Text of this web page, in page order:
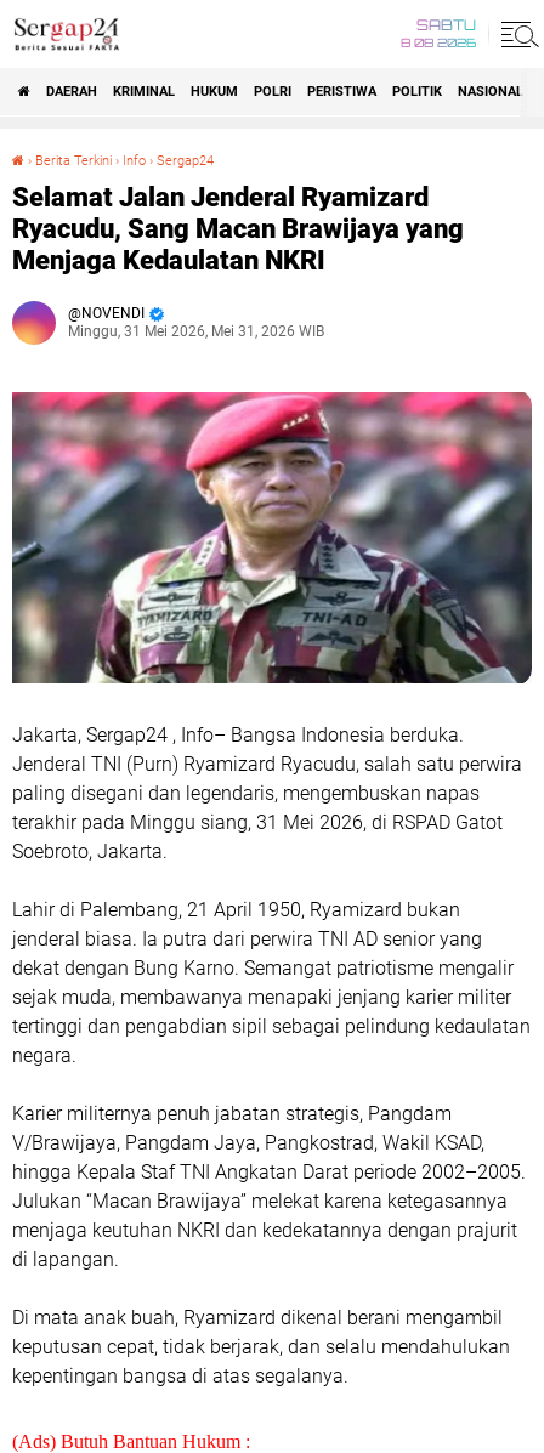
SABTU
8 08 2026
DAERAH KRIMINAL HUKUM POLRI PERISTIWA POLITIK NASIONAL
› Berita Terkini › Info › Sergap24
Selamat Jalan Jenderal Ryamizard
Ryacudu, Sang Macan Brawijaya yang
Menjaga Kedaulatan NKRI
NOVENDI
Minggu, 31 Mei 2026, Mei 31, 2026 WIB
Jakarta, Sergap24 , Info– Bangsa Indonesia berduka.
Jenderal TNI (Purn) Ryamizard Ryacudu, salah satu perwira
paling disegani dan legendaris, mengembuskan napas
terakhir pada Minggu siang, 31 Mei 2026, di RSPAD Gatot
Soebroto, Jakarta.
Lahir di Palembang, 21 April 1950, Ryamizard bukan
jenderal biasa. Ia putra dari perwira TNI AD senior yang
dekat dengan Bung Karno. Semangat patriotisme mengalir
sejak muda, membawanya menapaki jenjang karier militer
tertinggi dan pengabdian sipil sebagai pelindung kedaulatan
negara.
Karier militernya penuh jabatan strategis, Pangdam
V/Brawijaya, Pangdam Jaya, Pangkostrad, Wakil KSAD,
hingga Kepala Staf TNI Angkatan Darat periode 2002–2005.
Julukan “Macan Brawijaya” melekat karena ketegasannya
menjaga keutuhan NKRI dan kedekatannya dengan prajurit
di lapangan.
Di mata anak buah, Ryamizard dikenal berani mengambil
keputusan cepat, tidak berjarak, dan selalu mendahulukan
kepentingan bangsa di atas segalanya.
(Ads) Butuh Bantuan Hukum :